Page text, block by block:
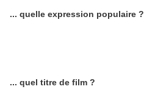
... quelle expression populaire ?
... quel titre de film ?